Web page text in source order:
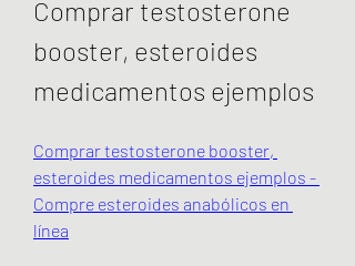
Comprar testosterone
booster, esteroides
medicamentos ejemplos
Comprar testosterone booster,
esteroides medicamentos ejemplos -
Compre esteroides anabólicos en
línea